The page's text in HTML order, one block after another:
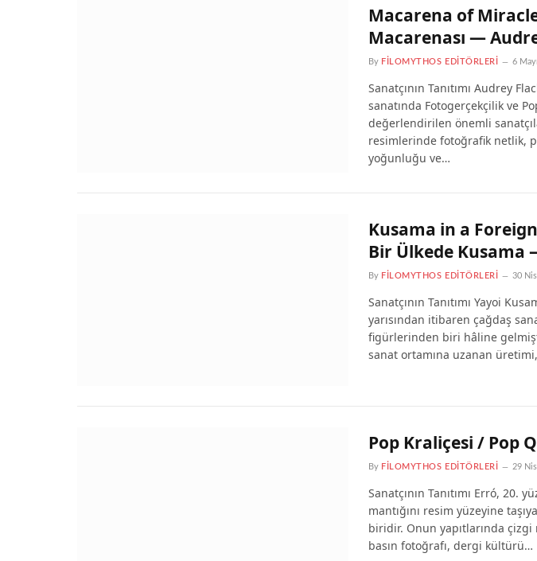
Macarena of
Macarenası —
By FILOMYTHOS EDITÖRLERI 6
Sanatçının Tanıtımı Audrey
sanatında Fotogerçekçilik ve
değerlendirilen önemli
resimlerinde fotoğrafik netlik,
yoğunluğu ve…
Kusama in a
Bir Ülkede Kusama
By FILOMYTHOS EDITÖRLERI 30
Sanatçının Tanıtımı Yayoi
yarısından itibaren çağdaş
figürlerinden biri hâline
sanat ortamına uzanan
Pop Kraliçesi / Pop
By FILOMYTHOS EDITÖRLERI 29
Sanatçının Tanıtımı Erró, 20.
mantığını resim yüzeyine
biridir. Onun yapıtlarında
basın fotoğrafı, dergi kültürü…